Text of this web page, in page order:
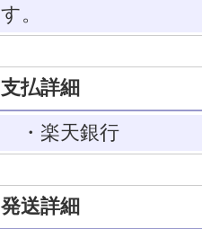
す。
支払詳細
・楽天銀行
発送詳細